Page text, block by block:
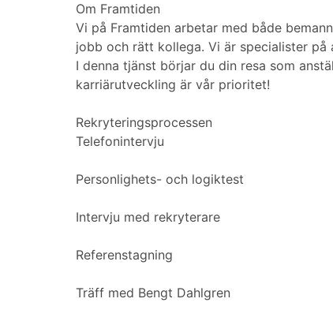
Om Framtiden
Vi på Framtiden arbetar med både
jobb och rätt kollega. Vi är specialister
I denna tjänst börjar du din resa som
karriärutveckling är vår prioritet!
Rekryteringsprocessen
Telefonintervju
Personlighets- och logiktest
Intervju med rekryterare
Referenstagning
Träff med Bengt Dahlgren